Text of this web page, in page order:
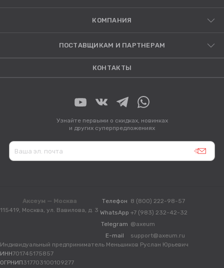
КОМПАНИЯ
ПОСТАВЩИКАМ И ПАРТНЕРАМ
КОНТАКТЫ
Узнайте первыми о скидках, новинках
и других суперпредложениях
Аксеум — Москва
115419, Москва, ул. Вавилова, д. 3
Телефон 8 (800) 222-98-57
WhatsApp +7 (983) 232-42-32
Telegram @axeum
E-mail
support@axeum.ru
Индивидуальный предприниматель Меньшиков Руслан Юрьевич
ИНН701745175857
ОГРНИП317703100109277